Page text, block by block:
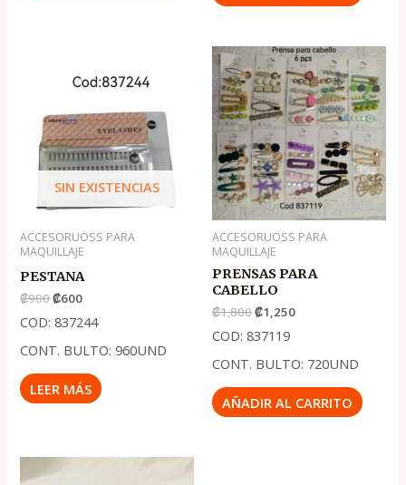
SIN EXISTENCIAS
ACCESORUOSS PARA
MAQUILLAJE
PESTANA
₡900
original
.
₡900
₡600
actual
.
₡600
COD: 837244
CONT. BULTO: 960UND
LEER MÁS
ACCESORUOSS PARA
MAQUILLAJE
PRENSAS PARA
CABELLO
₡1,800
El
precio
original
era:
.
₡1,800
₡1,250
El
precio
actual
es:
.
₡1,250
COD: 837119
CONT. BULTO: 720UND
AÑADIR AL CARRITO